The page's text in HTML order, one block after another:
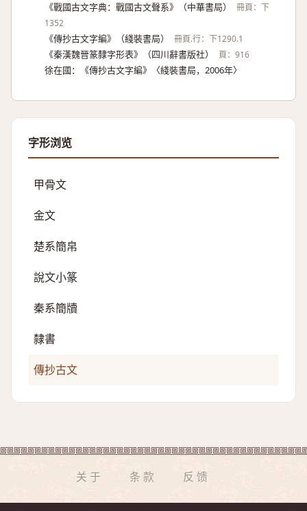
《戰國古文字典：戰國古文聲系》（中華書局）
冊頁：下
1352
《傳抄古文字編》（綫裝書局） 冊頁.行：下1290.1
《秦漢魏晉篆隸字形表》（四川辭書版社） 頁：916
徐在國：《傳抄古文字編》〈綫裝書局，2006年〉
字形浏览
甲骨文
金文
楚系簡帛
說文小篆
秦系簡牘
隸書
傳抄古文
关于 条款 反馈